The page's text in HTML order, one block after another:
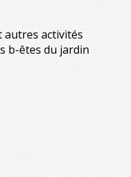
autres activités
b-êtes du jardin